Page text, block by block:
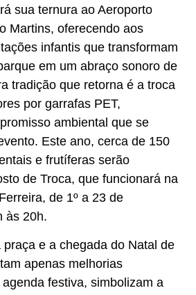
sua ternura ao Aeroporto
Martins, oferecendo aos
infantis que transformam
em um abraço sonoro de
tradição que retorna é a troca
por garrafas PET,
ambiental que se
Este ano, cerca de 150
e frutíferas serão
de Troca, que funcionará na
de 1º a 23 de
às 20h.
e a chegada do Natal de
apenas melhorias
festiva, simbolizam a